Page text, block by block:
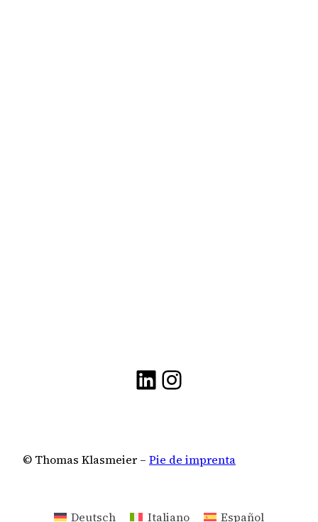
LinkedIn
Instagram
© Thomas Klasmeier – Pie de imprenta
Deutsch Italiano Español